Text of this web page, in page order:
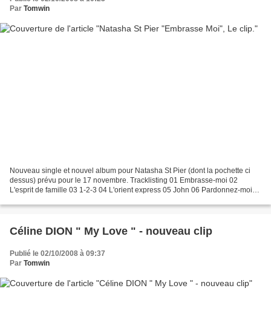
Par Tomwin
Nouveau single et nouvel album pour Natasha St Pier (dont la pochette ci
dessus) prévu pour le 17 novembre. Tracklisting 01 Embrasse-moi 02
L'esprit de famille 03 1-2-3 04 L'orient express 05 John 06 Pardonnez-moi
Céline DION " My Love " - nouveau clip
Publié le 02/10/2008 à 09:37
Par Tomwin